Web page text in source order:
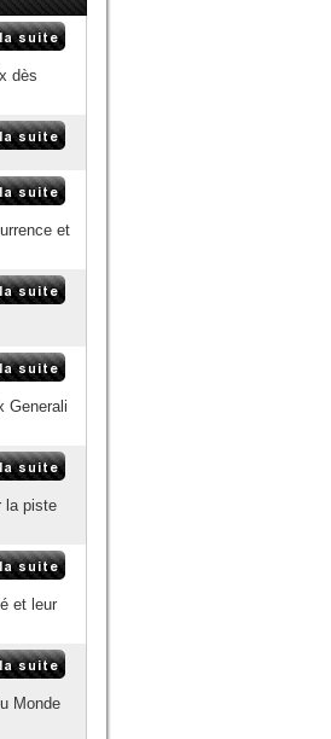
dès
et
Generali
la piste
et leur
Monde